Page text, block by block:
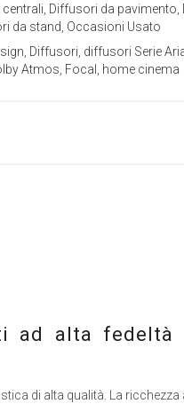
Diffusori da pavimento
da stand Occasioni Usato
Diffusori diffusori Serie
Atmos Focal home cinema
ad alta fedeltà
di alta qualità. La